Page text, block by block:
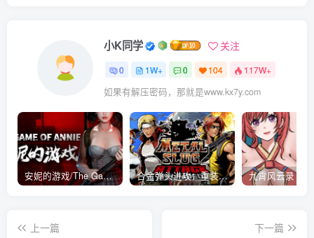
小K同学 关注
0 1W+ 0 104 117W+
如果有解压密码，那就是www.kx7y.com
安妮的游戏/The Game of Annie v0.99981|射击动作|容量14.6GB|免安装绿色中文版 合金弹头进攻：重装上阵/METAL SLUG ATTACK RELOADED Build.16214511|策略模拟|容量2.7GB|免安装绿色中文版
上一篇
下一篇